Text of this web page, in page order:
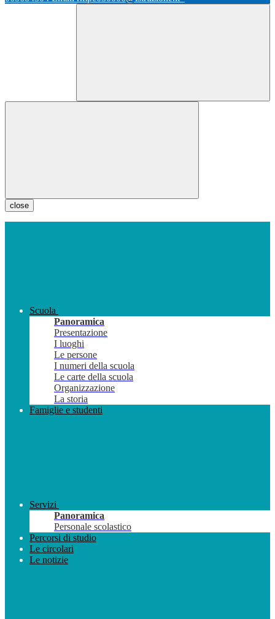
close
Scuola
Panoramica
Presentazione
I luoghi
Le persone
I numeri della scuola
Le carte della scuola
Organizzazione
La storia
Famiglie e studenti
Servizi
Panoramica
Personale scolastico
Percorsi di studio
Le circolari
Le notizie